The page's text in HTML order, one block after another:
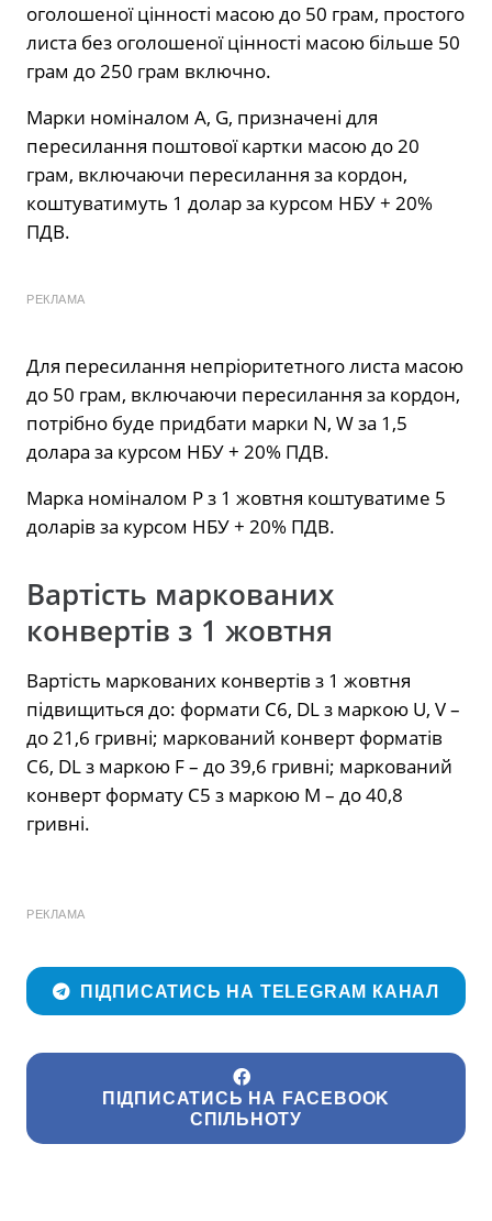
оголошеної цінності масою до 50 грам, простого
листа без оголошеної цінності масою більше 50
грам до 250 грам включно.
Марки номіналом A, G, призначені для
пересилання поштової картки масою до 20
грам, включаючи пересилання за кордон,
коштуватимуть 1 долар за курсом НБУ + 20%
ПДВ.
РЕКЛАМА
Для пересилання непріоритетного листа масою
до 50 грам, включаючи пересилання за кордон,
потрібно буде придбати марки N, W за 1,5
долара за курсом НБУ + 20% ПДВ.
Марка номіналом P з 1 жовтня коштуватиме 5
доларів за курсом НБУ + 20% ПДВ.
Вартість маркованих
конвертів з 1 жовтня
Вартість маркованих конвертів з 1 жовтня
підвищиться до: формати C6, DL з маркою U, V –
до 21,6 гривні; маркований конверт форматів
C6, DL з маркою F – до 39,6 гривні; маркований
конверт формату C5 з маркою М – до 40,8
гривні.
РЕКЛАМА
ПІДПИСАТИСЬ НА TELEGRAM КАНАЛ
ПІДПИСАТИСЬ НА FACEBOOK
СПІЛЬНОТУ